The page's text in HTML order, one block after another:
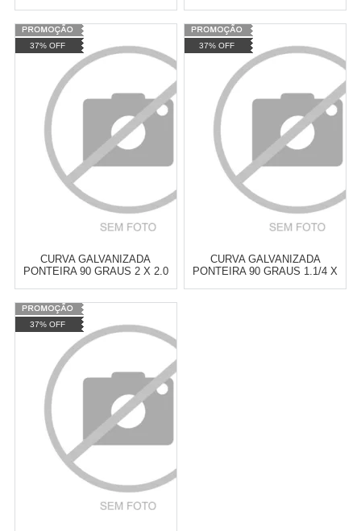
Varejo:
Atacado: R$ 2.550,90 (Apenas
Revendedor)
10 x
Cat:
COMPRAR
Varejo:
Atacado: R$ 2.550,90 (Apenas
Revendedor)
10
Cat:
COMPRAR
37% OFF
CURVA GALVANIZADA
PONTEIRA 90 GRAUS 2 X 2.0
Varejo:
Atacado: R$ 2.550,90 (Apenas
Revendedor)
10 x
Cat:
COMPRAR
37% OFF
CURVA GALVANIZADA
PONTEIRA 90 GRAUS 1.1/4 X
37% OFF